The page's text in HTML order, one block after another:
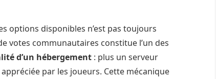
options disponibles n’est pas toujours
votes communautaires constitue l’un des
d’un hébergement : plus un serveur
par les joueurs. Cette mécanique